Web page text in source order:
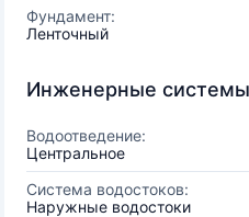
Фундамент:
Ленточный
Инженерные системы
Водоотведение:
Центральное
Система водостоков:
Наружные водостоки